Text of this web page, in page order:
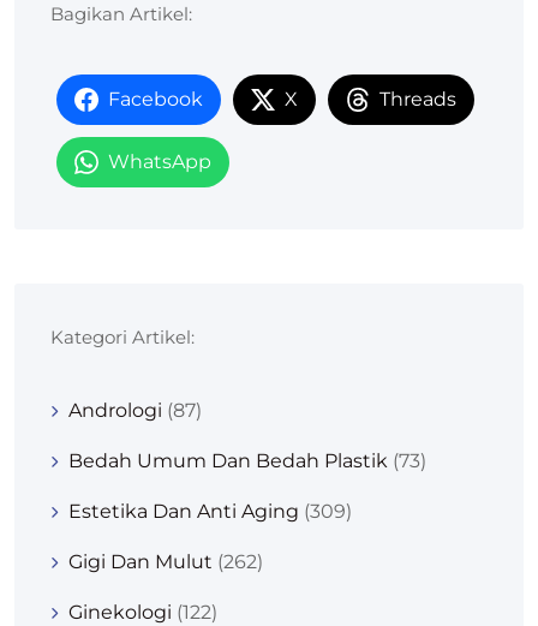
Bagikan Artikel:
Facebook X Threads
WhatsApp
Kategori Artikel:
Andrologi (87)
Bedah Umum Dan Bedah Plastik (73)
Estetika Dan Anti Aging (309)
Gigi Dan Mulut (262)
Ginekologi (122)